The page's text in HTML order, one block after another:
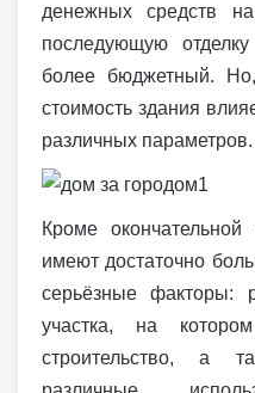
денежных средств
последующую
более бюджетный.
стоимость здания
различных параметров.
Кроме окончательной
имеют достаточно
серьёзные факторы:
участка, на
строительство, а